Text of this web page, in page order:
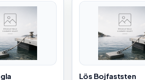
Lös Bojfaststen